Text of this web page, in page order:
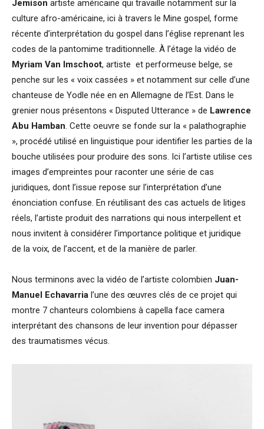
Jemison artiste américaine qui travaille notamment sur la
culture afro-américaine, ici à travers le Mine gospel, forme
récente d’interprétation du gospel dans l’église reprenant les
codes de la pantomime traditionnelle. À l’étage la vidéo de
Myriam Van Imschoot, artiste et performeuse belge, se
penche sur les « voix cassées » et notamment sur celle d’une
chanteuse de Yodle née en en Allemagne de l’Est. Dans le
grenier nous présentons « Disputed Utterance » de Lawrence
Abu Hamban. Cette oeuvre se fonde sur la « palathographie
», procédé utilisé en linguistique pour identifier les parties de la
bouche utilisées pour produire des sons. Ici l’artiste utilise ces
images d’empreintes pour raconter une série de cas
juridiques, dont l’issue repose sur l’interprétation d’une
énonciation confuse. En réutilisant des cas actuels de litiges
réels, l’artiste produit des narrations qui nous interpellent et
nous invitent à considérer l’importance politique et juridique
de la voix, de l’accent, et de la manière de parler.
Nous terminons avec la vidéo de l’artiste colombien Juan-
Manuel Echavarria l’une des œuvres clés de ce projet qui
montre 7 chanteurs colombiens à capella face camera
interprétant des chansons de leur invention pour dépasser
des traumatismes vécus.